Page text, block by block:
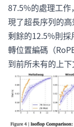
87.5%的處理工
現了超長序列的高
剩餘的12.5%則
轉位置編碼（
到前所未有的上